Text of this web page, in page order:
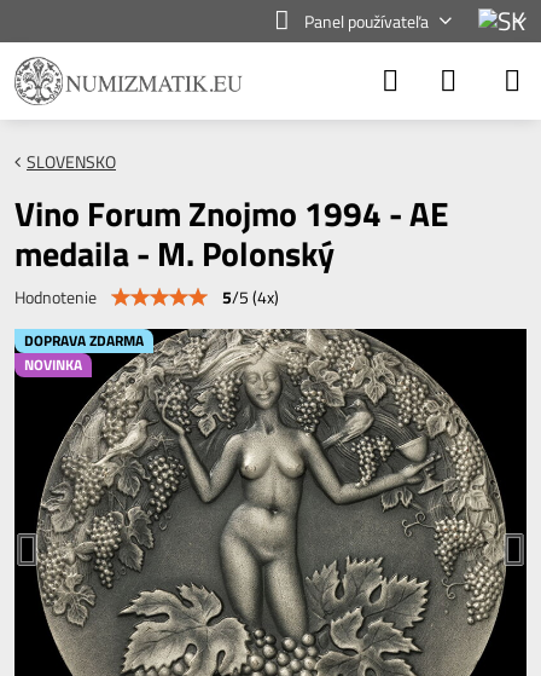
Panel používateľa
DOPRAVA ZDARMA
NOVINKA
SLOVENSKO
Vino Forum Znojmo 1994 - AE
medaila - M. Polonský
Hodnotenie 5/5(4x)